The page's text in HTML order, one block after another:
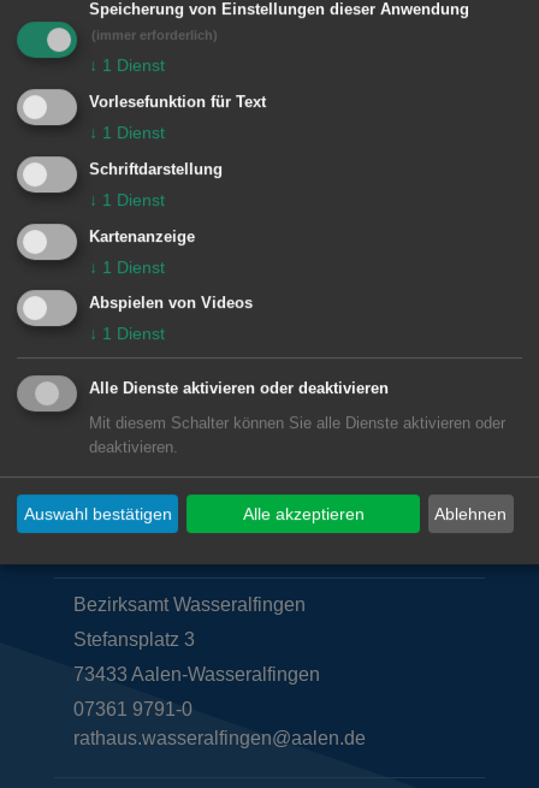
Unsere Anschrift
Glückaufstraße 2
73433 Aalen
Telefon: 07361 74650
E-Mail:
StBarbara.Wasseralfingen@kiga.drs.de
Lage im GIS-Geodatenportal anzeigen
Bezirksamt Wasseralfingen
Stefansplatz 3
73433 Aalen-Wasseralfingen
07361 9791-0
rathaus.wasseralfingen@aalen.de
Speicherung von Einstellungen dieser Anwendung
(immer erforderlich)
↓ 1 Dienst
Vorlesefunktion für Text
↓ 1 Dienst
Schriftdarstellung
↓ 1 Dienst
Kartenanzeige
↓ 1 Dienst
Abspielen von Videos
↓ 1 Dienst
Alle Dienste aktivieren oder deaktivieren
Mit diesem Schalter können Sie alle Dienste aktivieren oder
deaktivieren.
Ablehnen
Auswahl bestätigen Alle akzeptieren